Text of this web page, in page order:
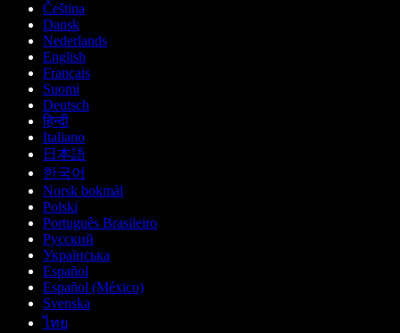
Čeština
Dansk
Nederlands
English
Français
Suomi
Deutsch
हिन्दी
Italiano
日本語
한국어
Norsk bokmål
Polski
Português Brasileiro
Русский
Українська
Español
Español (México)
Svenska
ไทย